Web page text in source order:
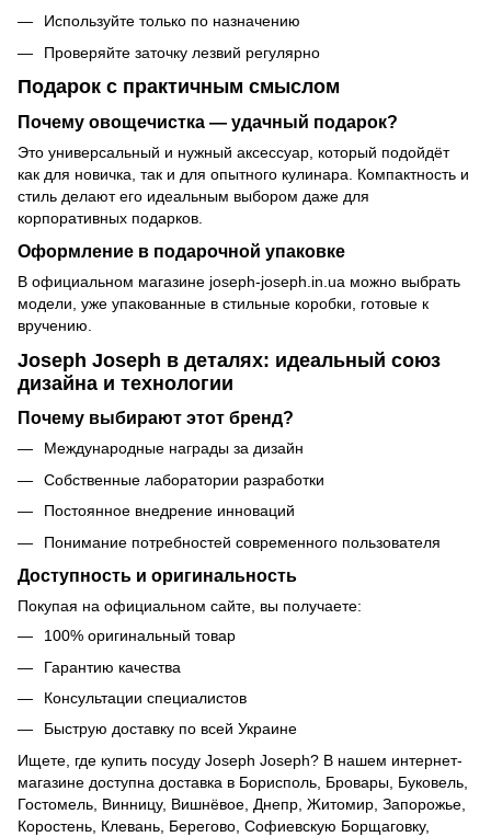
Используйте только по назначению
Проверяйте заточку лезвий регулярно
Подарок с практичным смыслом
Почему овощечистка — удачный подарок?
Это универсальный и нужный аксессуар, который подойдёт
как для новичка, так и для опытного кулинара. Компактность и
стиль делают его идеальным выбором даже для
корпоративных подарков.
Оформление в подарочной упаковке
В официальном магазине joseph-joseph.in.ua можно выбрать
модели, уже упакованные в стильные коробки, готовые к
вручению.
Joseph Joseph в деталях: идеальный союз
дизайна и технологии
Почему выбирают этот бренд?
Международные награды за дизайн
Собственные лаборатории разработки
Постоянное внедрение инноваций
Понимание потребностей современного пользователя
Доступность и оригинальность
Покупая на официальном сайте, вы получаете:
100% оригинальный товар
Гарантию качества
Консультации специалистов
Быструю доставку по всей Украине
Ищете, где купить посуду Joseph Joseph? В нашем интернет-
магазине доступна доставка в Борисполь, Бровары, Буковель,
Гостомель, Винницу, Вишнёвое, Днепр, Житомир, Запорожье,
Коростень, Клевань, Берегово, Софиевскую Борщаговку,